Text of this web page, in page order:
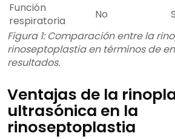
Función
respiratoria
No
Figura 1: Comparación entre la
rinoseptoplastia en términos de
resultados.
Ventajas de la
ultrasónica en la
rinoseptoplastia